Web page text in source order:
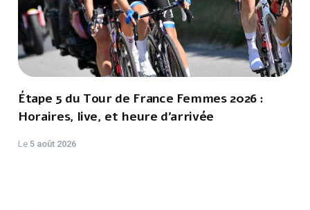
Étape 5 du Tour de France Femmes 2026 :
Horaires, live, et heure d'arrivée
Le5 août 2026